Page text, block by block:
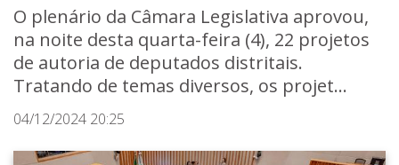
O plenário da Câmara Legislativa aprovou,
na noite desta quarta-feira (4), 22 projetos
de autoria de deputados distritais.
Tratando de temas diversos, os projet...
04/12/2024 20:25